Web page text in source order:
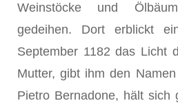
Weinstöcke und
gedeihen. Dort erblickt
September 1182 das Licht
Mutter, gibt ihm den
Pietro Bernadone, hält sich